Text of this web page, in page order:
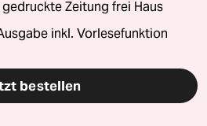
Zeitung frei Haus
inkl. Vorlesefunktion
bestellen